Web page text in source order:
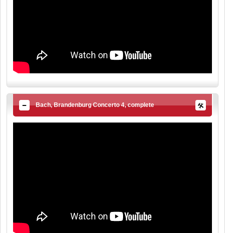
Bach, Brandenburg Concerto 4, complete